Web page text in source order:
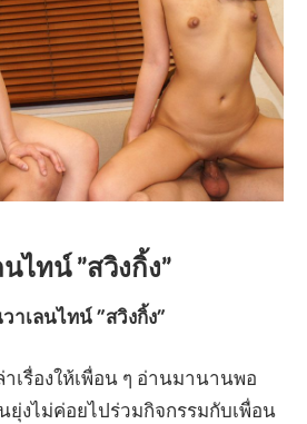
ไทน์ ”สวิงกิ้ง”
าเลนไทน์ ”สวิงกิ้ง”
เรื่องให้เพื่อน ๆ อ่านมานานพอ
ยุ่งไม่ค่อยไปร่วมกิจกรรมกับเพื่อน